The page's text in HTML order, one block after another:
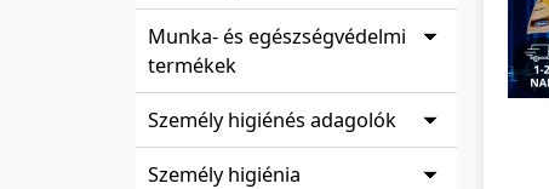
Munka- és egészségvédelmi
termékek
Személy higiénés adagolók
Személy higiénia